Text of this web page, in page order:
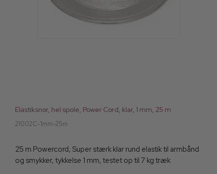
Elastiksnor, hel spole, Power Cord, klar, 1 mm, 25 m
21002C-1mm-25m
25 m Powercord, Super stærk klar rund elastik til armbånd
og smykker, tykkelse 1 mm, testet op til 7 kg træk